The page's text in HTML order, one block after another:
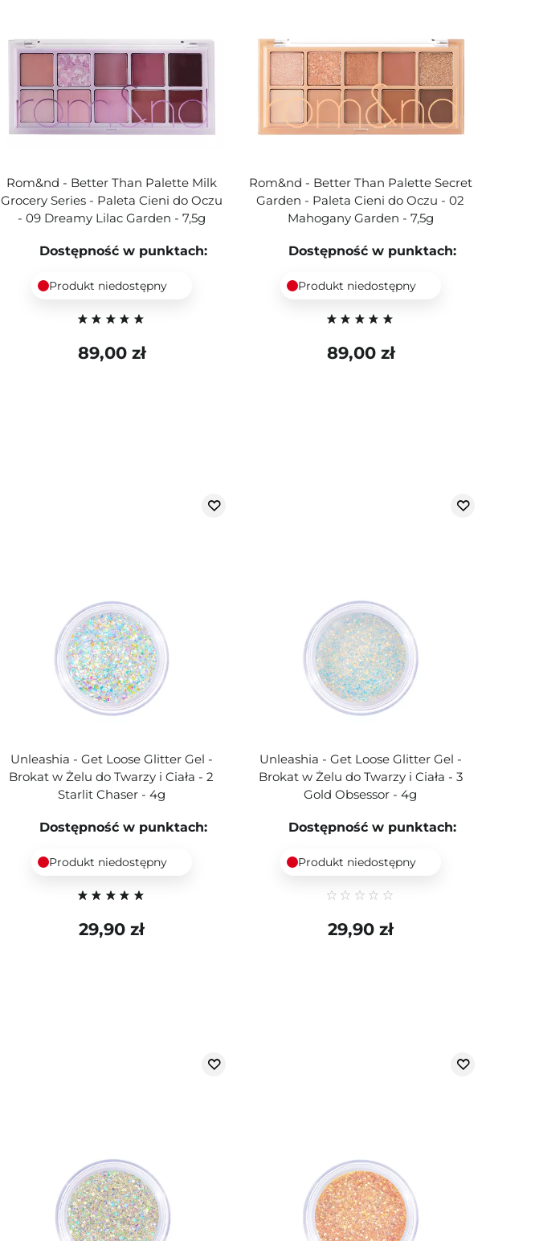
Rom&nd - Better Than Palette Milk
Grocery Series - Paleta Cieni do Oczu
- 09 Dreamy Lilac Garden - 7,5g
Dostępność w punktach:
Produkt niedostępny
89,00 zł
Rom&nd - Better Than Palette Secret
Garden - Paleta Cieni do Oczu - 02
Mahogany Garden - 7,5g
Dostępność w punktach:
Produkt niedostępny
89,00 zł
Unleashia - Get Loose Glitter Gel -
Brokat w Żelu do Twarzy i Ciała - 2
Starlit Chaser - 4g
Dostępność w punktach:
Produkt niedostępny
29,90 zł
Unleashia - Get Loose Glitter Gel -
Brokat w Żelu do Twarzy i Ciała - 3
Gold Obsessor - 4g
Dostępność w punktach:
Produkt niedostępny
29,90 zł